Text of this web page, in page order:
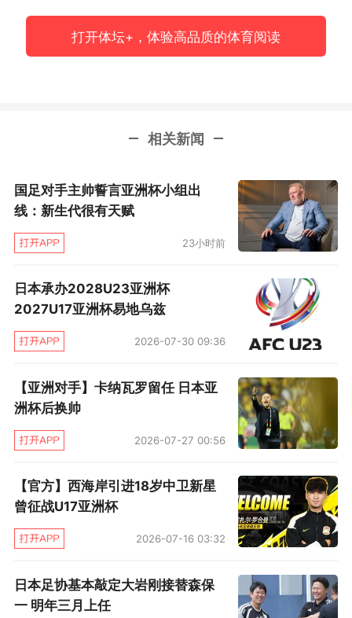
第52分钟，伊朗获得前场任意球，德贾加开
到禁区，权田修一奋力将皮球击出，哈伊萨菲在
名队友并没有去将球解围，而是和主裁判辩解，
抄头球建功，日本1比0领先，这也是伊朗在本届
亚洲杯首次丢球。
第61分钟，伊朗获得前场任意球，贾汉巴赫
什主罚直接打门，权田修一将球封出底线。随后
伊朗角球开到禁区内，普拉利甘吉头球攻门顶
高。 第63分钟，日本队打出快速反击，南野拓实
左路传中，打在铲球封堵的普拉利甘吉的支撑手
臂上，主裁判罚点球。随后主裁去场边观看VAR
视频回放，坚定了这个判罚点球，大迫勇也主罚
命中，日本以2比0扩大领先优势。
第74分钟，堂安律右路内切后射门被贝兰万
德扑出。第88分钟，托拉比大禁区前抽射打偏。
伤停补时阶段，日本断球后发动快速反击，原口
后，和日本球员发生冲突，阿兹蒙等双方多名球
员相互推搡。最终日本3比0击败伊朗，
第5次打
打开体坛+，体验高品质的体育阅读
相关新闻
国足对手主帅誓言亚洲杯小组出
线：新生代很有天赋
23小时前
日本承办2028U23亚洲杯
2027U17亚洲杯易地乌兹
2026-07-30 09:36
【亚洲对手】卡纳瓦罗留任 日本亚
洲杯后换帅
2026-07-27 00:56
【官方】西海岸引进18岁中卫新星
曾征战U17亚洲杯
2026-07-16 03:32
日本足协基本敲定大岩刚接替森保
一 明年三月上任